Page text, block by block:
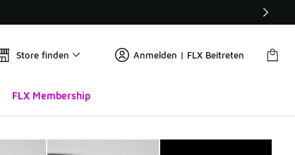
Store finden Anmelden | FLX Beitreten
FLX Membership